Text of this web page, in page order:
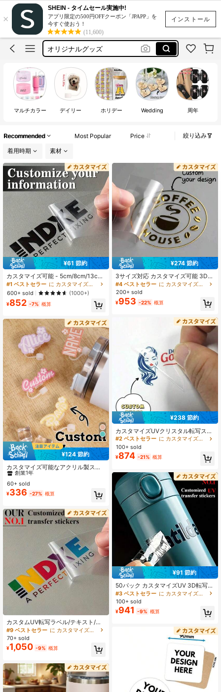
インストール
×
SHEIN - タイムセール実施中!
アプリ限定の500円OFFクーポン「JPAPP」を
今すぐ使おう！
(11,600)
personalized stubby holder
水筒
ステッカー
オリジナルグッズ
personalized stubby holder
水筒
マルチカラー デイリー ホリデー Wedding 周年
Recommended Most Popular Price 絞り込み
着用時期 素材
¥61 節約
カスタマイズ可能 - 5cm/8cm/13c
m、3D中空デザイン、ハロウィンと
クリスマスに適しています、ステッ
カー、オフィス装飾、母の日ギフ
ト、防水
#1 ベストセラー
に カスタマイズされたウォーターボトルとカップのアクセサリー
600+ sold
(1000+)
¥852 -7% 概算
¥124 節約
カスタマイズ可能なアクリル製スト
ロースリーブ、パーソナライズ可能
な防塵ストローキャップ、カップと
ボトルに対応、10mmストローに適
した、アクリル素材ストローアクセ
#5 ベストセラー
に カスタマイズされたウォーターボトルとカップのアクセサリー
創業1年
#5 ベストセラー
創業1年
#5 ベストセラー
創業1年
#5 ベストセラー
に カスタマイズされたウォーターボトルとカップのアクセサリー
60+ sold
¥336 -27% 概算
カスタムUV転写ラベル/テキスト/パ
ターン 熱転写 ガラス、金属、プラス
チック、木材、DIYクラフト、Tシャ
ツ、マグカップ、スマホケースなど
に適しています。耐久性のある転写
ッカー、車用ステッカー、車窓ステ
ッカー、文房具、教師用ステッカ
ー、衣類用ステッカー、クリスマス
クラフトではありません)
#9 ベストセラー
に カスタマイズされたウォーターボトルとカップのアクセサリー
70+ sold
¥1,050 -9% 概算
¥274 節約
3サイズ対応 カスタマイズ可能 3Dク
リスタル転写ステッカー ビジネスロ
ゴ・ウェディングネーム用 高光沢テ
クスチャー カップ・コーヒーショッ
プ・パーソナライズ商品向け ステッ
入れギフト おしゃれ 防水
#4 ベストセラー
に カスタマイズされたウォーターボトルとカップのアクセサリー
200+ sold
¥953 -22% 概算
¥238 節約
カスタマイズUVクリスタル転写ステ
ッカー、ロゴステッカーのカスタマ
イズ、様々なサイズと色、グラスウ
ェア、家具、DIY工芸品に使用、高品
質な透明ラベル、ギフト包装ステッ
す。キッチン用品、先生への贈り物
#2 ベストセラー
に カスタマイズされたウォーターボトルとカップのアクセサリー
100+ sold
¥874 -21% 概算
¥91 節約
50パック カスタマイズUV 3D転写ス
テッカー - パーソナライズDTFプリ
ント、高品質耐退色、カスタムラベ
ル、名刺、結婚式、誕生日、パーテ
ィー装飾、ガラス、プラスチック、
ジネス、ギフトアイデア
#3 ベストセラー
に カスタマイズされたウォーターボトルとカップのアクセサリー
100+ sold
¥941 -9% 概算